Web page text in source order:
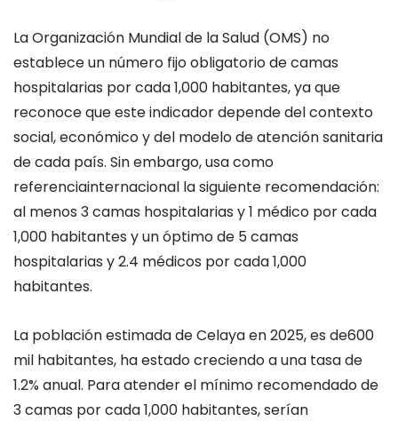
LaOrganización Mundial de la Salud (OMS) no
establece un número fijo obligatoriode camas
hospitalarias por cada 1,000 habitantes, ya que
reconoce queeste indicador depende del contexto
social, económico y del modelo de atención sanitaria
de cada país. Sin embargo,usa como
referenciainternacional la siguiente recomendación:
al menos 3 camas hospitalarias y 1 médico por cada
1,000 habitantes y un óptimo de 5 camas
hospitalarias y 2.4 médicos porcada 1,000
habitantes.
La poblaciónestimada de Celaya en 2025,es de600
mil habitantes, ha estado creciendo a una tasa de
1.2% anual. Para atenderel mínimo recomendadode
3 camas por cada 1,000 habitantes, serían